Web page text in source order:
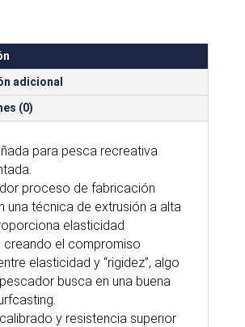
adicional
(0)
para pesca recreativa
proceso de fabricación
una técnica de extrusión a alta
elasticidad
creando el compromiso
elasticidad y “rigidez”, algo
busca en una buena
y resistencia superior